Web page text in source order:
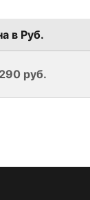
в Руб.
руб.